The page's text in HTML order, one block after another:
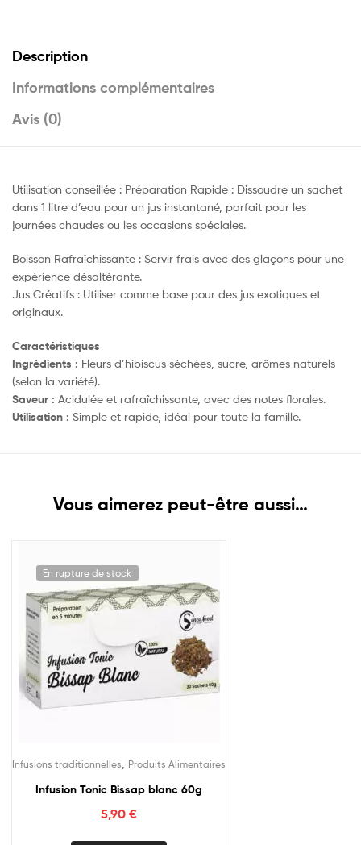
Description
Informations complémentaires
Avis (0)
Utilisation conseillée : Préparation Rapide : Dissoudre un sachet
dans 1 litre d’eau pour un jus instantané, parfait pour les
journées chaudes ou les occasions spéciales.
Boisson Rafraîchissante : Servir frais avec des glaçons pour une
expérience désaltérante.
Jus Créatifs : Utiliser comme base pour des jus exotiques et
originaux.
Caractéristiques
Ingrédients : Fleurs d’hibiscus séchées, sucre, arômes naturels
(selon la variété).
Saveur : Acidulée et rafraîchissante, avec des notes florales.
Utilisation : Simple et rapide, idéal pour toute la famille.
Vous aimerez peut-être aussi…
En rupture de stock
Infusions traditionnelles Produits Alimentaires
Infusion Tonic Bissap blanc 60g
5,90 €